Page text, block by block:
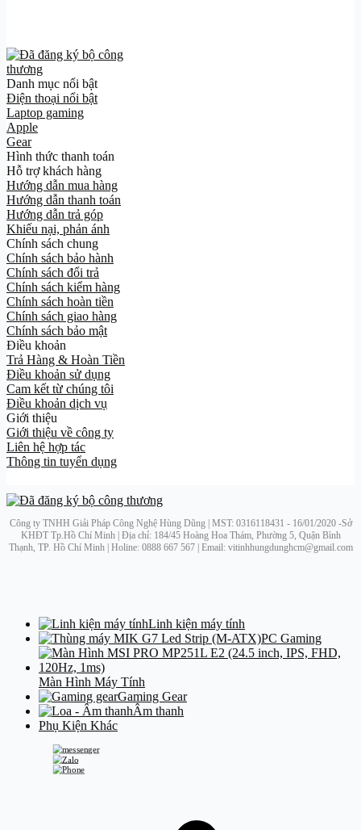
Danh mục nổi bật
Điện thoại nổi bật
Laptop gaming
Apple
Gear
Hình thức thanh toán
Hỗ trợ khách hàng
Hướng dẫn mua hàng
Hướng dẫn thanh toán
Hướng dẫn trả góp
Khiếu nại, phản ánh
Chính sách chung
Chính sách bảo hành
Chính sách đổi trả
Chính sách kiểm hàng
Chính sách hoàn tiền
Chính sách giao hàng
Chính sách bảo mật
Điều khoản
Trả Hàng & Hoàn Tiền
Điều khoản sử dụng
Cam kết từ chúng tôi
Điều khoản dịch vụ
Giới thiệu
Giới thiệu về công ty
Liên hệ hợp tác
Thông tin tuyển dụng
Công ty TNHH Giải Pháp Công Nghệ Hùng Dũng | MST: 0316118431 - 16/01/2020 -Sở
KHĐT Tp.Hồ Chí Minh | Địa chỉ: 184/45 Hoàng Hoa Thám, Phường 5, Quận Bình
Thạnh, TP. Hồ Chí Minh | Holine: 0888 667 567 | Email: vitinhhungdunghcm@gmail.com
Linh kiện máy tính
PC Gaming
Màn Hình Máy Tính
Gaming Gear
Âm thanh
Phụ Kiện Khác